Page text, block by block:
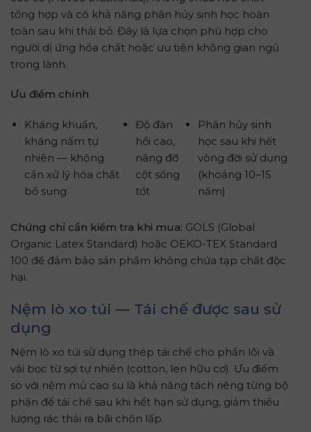
tổng hợp và có khả năng phân hủy sinh học hoàn
toàn sau khi thải bỏ. Đây là lựa chọn phù hợp cho
người dị ứng hóa chất hoặc ưu tiên không gian ngủ
trong lành.
Ưu điểm chính
Kháng khuẩn,
kháng nấm tự
nhiên — không
cần xử lý hóa chất
bổ sung
Độ đàn
hồi cao,
nâng đỡ
cột sống
tốt
Phân hủy sinh
học sau khi hết
vòng đời sử dụng
(khoảng 10–15
năm)
Chứng chỉ cần kiểm tra khi mua: GOLS (Global
Organic Latex Standard) hoặc OEKO-TEX Standard
100 để đảm bảo sản phẩm không chứa tạp chất độc
hại.
Nệm lò xo túi — Tái chế được sau sử
dụng
Nệm lò xo túi sử dụng thép tái chế cho phần lõi và
vải bọc từ sợi tự nhiên (cotton, len hữu cơ). Ưu điểm
so với nệm mủ cao su là khả năng tách riêng từng bộ
phận để tái chế sau khi hết hạn sử dụng, giảm thiểu
lượng rác thải ra bãi chôn lấp.